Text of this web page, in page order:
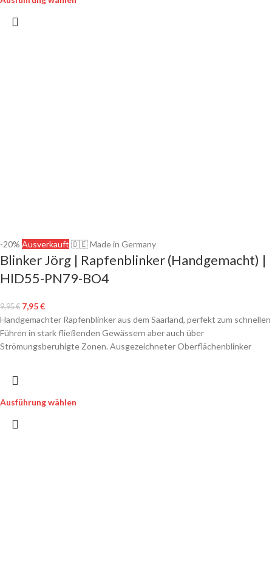
-20% Ausverkauft 🇩🇪 Made in Germany
Blinker Jörg | Rapfenblinker (Handgemacht) |
HID55-PN79-BO4
9,95€ 7,95€
Handgemachter Rapfenblinker aus dem Saarland, perfekt zum schnellen
Führen in stark fließenden Gewässern aber auch über
Strömungsberuhigte Zonen. Ausgezeichneter Oberflächenblinker
Ausführung wählen